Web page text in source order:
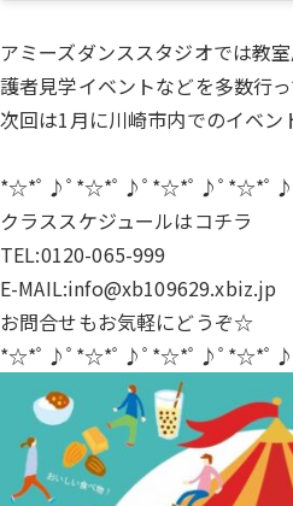
アミーズダンススタジオでは教
護者見学イベントなどを多数行っ
次回は1月に川崎市内でのイベ
*☆*ﾟ♪ﾟ*☆*ﾟ♪ﾟ*☆*ﾟ♪ﾟ*☆*ﾟ
クラススケジュールはコチラ
TEL:0120-065-999
E-MAIL:info@xb109629.xbiz.jp
お問合せもお気軽にどうぞ☆
*☆*ﾟ♪ﾟ*☆*ﾟ♪ﾟ*☆*ﾟ♪ﾟ*☆*ﾟ